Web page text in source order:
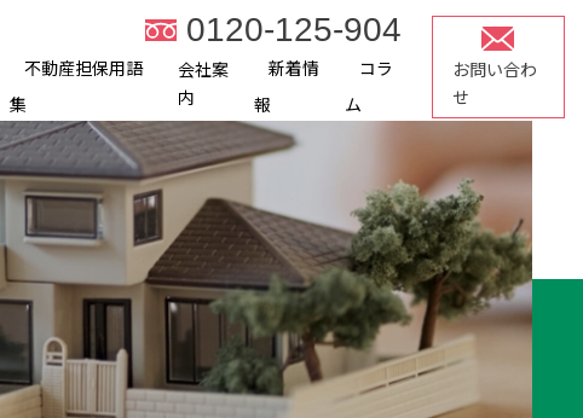
0120-125-904
不動産担保用語
集
会社案
内
新着情
報
コラ
ム
お問い合わ
せ